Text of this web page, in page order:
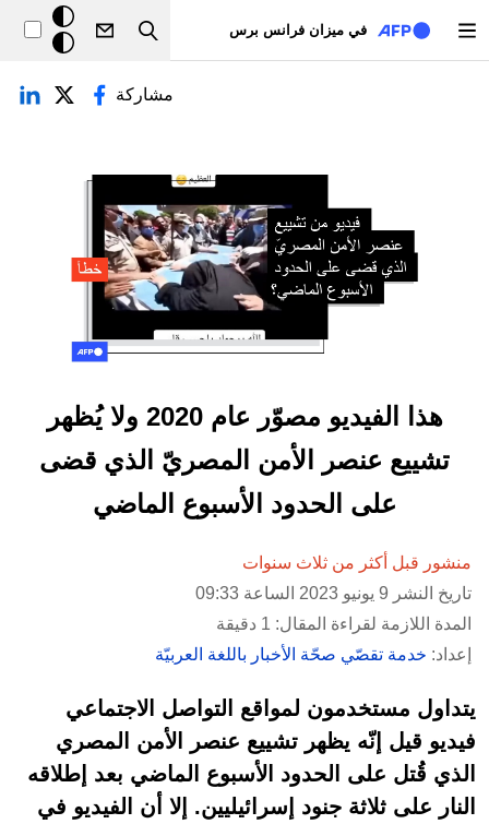
في ميزان فرانس برس
Search
خلفيّة
داكنة
التبويبات الأساسية
مشاركة
هذا الفيديو مصوّر عام 2020 ولا يُظهر
تشييع عنصر الأمن المصريّ الذي قضى
على الحدود الأسبوع الماضي
منشور قبل أكثر من ثلاث سنوات
تاريخ النشر 9 يونيو 2023 الساعة 09:33
المدة اللازمة لقراءة المقال: 1 دقيقة
إعداد: خدمة تقصّي صحّة الأخبار باللغة العربيّة
يتداول مستخدمون لمواقع التواصل الاجتماعي
فيديو قيل إنّه يظهر تشييع عنصر الأمن المصري
الذي قُتل على الحدود الأسبوع الماضي بعد إطلاقه
النار على ثلاثة جنود إسرائيليين. إلا أن الفيديو في